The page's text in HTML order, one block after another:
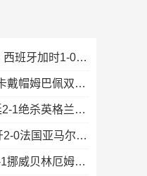
时隔16年夺世界杯冠军！西班牙加时1-0阿根廷费兰制胜恩佐染红
英格兰6-4法国获季军萨卡戴帽姆巴佩双响创纪录奥利塞2助+失良机
连续两届进决赛！阿根廷2-1绝杀英格兰劳塔罗恩佐破门梅西两助攻
时隔16年进决赛！西班牙2-0法国亚马尔造点奥亚萨瓦尔、波罗破门
晋级四强！英格兰加时2-1挪威贝林厄姆连场双响谢尔德鲁普破门